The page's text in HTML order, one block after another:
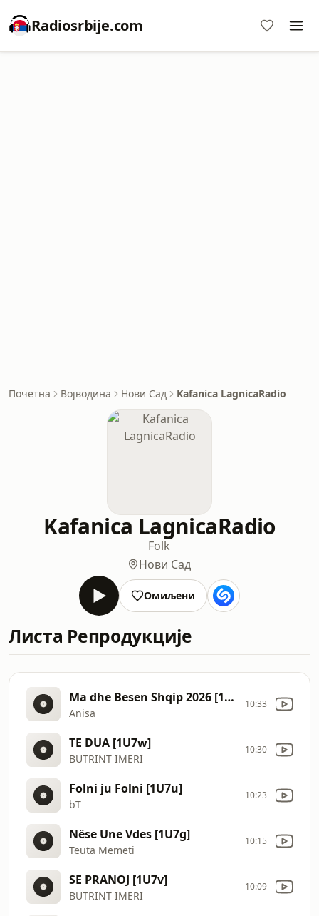
Radiosrbije.com
Почетна Војводина Нови Сад Kafanica LagnicaRadio
Kafanica LagnicaRadio
Folk
Нови Сад
Омиљени
Листа Репродукције
Ma dhe Besen Shqip 2026 [1U6U]
Anisa
10:33
TE DUA [1U7w]
BUTRINT IMERI
10:30
Folni ju Folni [1U7u]
bT
10:23
Nëse Une Vdes [1U7g]
Teuta Memeti
10:15
SE PRANOJ [1U7v]
BUTRINT IMERI
10:09